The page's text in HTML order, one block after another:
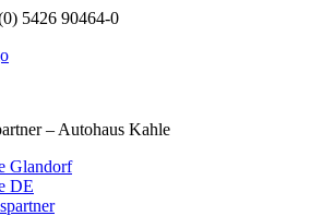
5426 90464-0
Glandorf
DE